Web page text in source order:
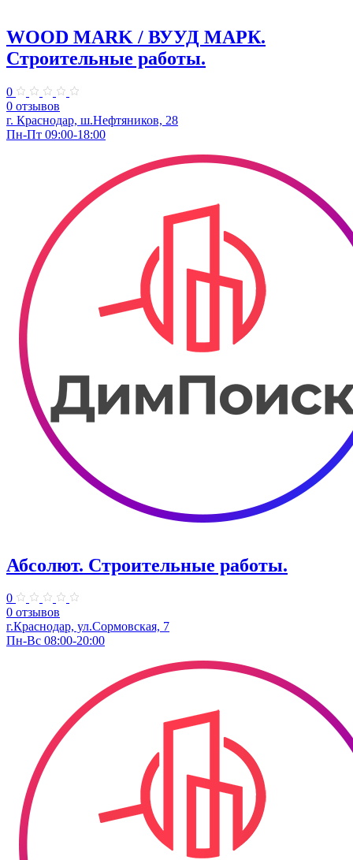
WOOD MARK / ВУУД МАРК.
Строительные работы.
0
0 отзывов
г. Краснодар, ш.Нефтяников, 28
Пн-Пт 09:00-18:00
Абсолют. Строительные работы.
0
0 отзывов
г.Краснодар, ул.Сормовская, 7
Пн-Вс 08:00-20:00